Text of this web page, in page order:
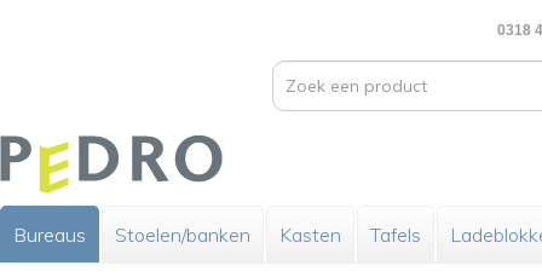
0318
Bureaus Stoelen/banken Kasten Tafels